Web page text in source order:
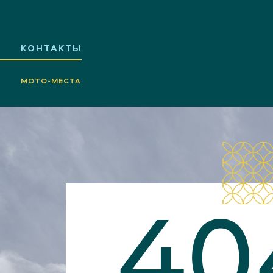
КОНТАКТЫ
МОТО-МЕСТА